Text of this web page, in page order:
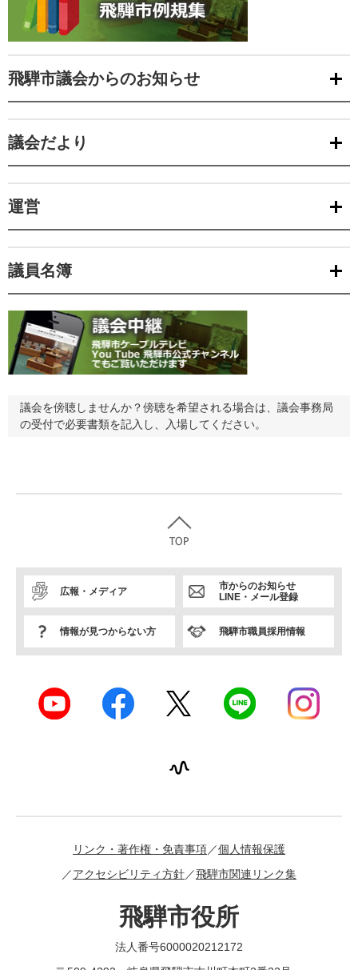
飛騨市議会からのお知らせ
議会だより
運営
議員名簿
議会を傍聴しませんか？傍聴を希望される場合は、議会事務局
の受付で必要書類を記入し、入場してください。
広報・メディア
市からのお知らせ
LINE・メール登録
情報が見つからない方 飛騨市職員採用情報
リンク・著作権・免責事項
個人情報保護
アクセシビリティ方針
飛騨市関連リンク集
飛騨市役所
法人番号6000020212172